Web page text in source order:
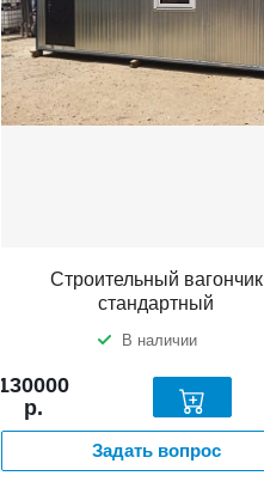
Строительный вагончик
стандартный
В наличии
130000
р.
Задать вопрос